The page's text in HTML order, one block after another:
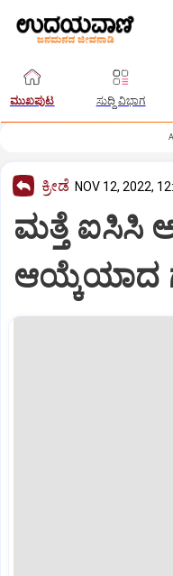
ಮುಖಪುಟ ಸುದ್ದಿ ವಿಭಾಗ
ಕ್ರೀಡೆ NOV 12, 2022,
ಮತ್ತೆ ಐಸಿಸಿ
ಆಯ್ಕೆಯಾದ